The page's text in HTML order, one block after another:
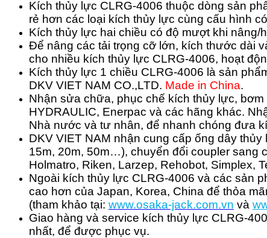
Kích thủy lực CLRG-4006 thuộc dòng sản
rẻ hơn các loại kích thủy lực cùng cấu hình
Kích thủy lực hai chiều có độ mượt khi
Để nâng các tải trọng cỡ lớn, kích thước dài
cho nhiều kích thủy lực CLRG-4006, hoạt
Kích thủy lực 1 chiều CLRG-4006 là sản
DKV VIET NAM CO.,LTD. Made in China.
Nhận sửa chữa, phục chế kích thủy lực,
HYDRAULIC, Enerpac và các hãng khác.
Nhà nước và tư nhân, để nhanh chóng đưa
DKV VIET NAM nhận cung cấp ống dây
15m, 20m, 50m…), chuyển đổi coupler sang
Holmatro, Riken, Larzep, Rehobot, Simplex,
Ngoài kích thủy lực CLRG-4006 và các sản
cao hơn của Japan, Korea, China để thỏa
(tham khảo tại: www.osaka-jack.com.vn và
Giao hàng và service kích thủy lực CLRG-
nhất, để được phục vụ.